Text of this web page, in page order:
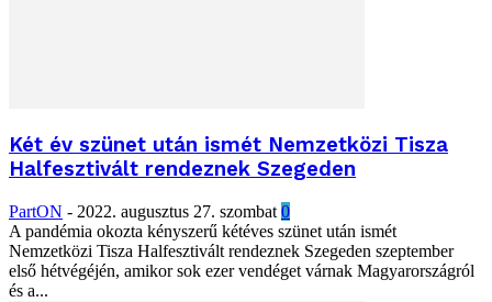
Két év szünet után ismét Nemzetközi Tisza
Halfesztivált rendeznek Szegeden
PartON - 2022. augusztus 27. szombat 0
A pandémia okozta kényszerű kétéves szünet után ismét
Nemzetközi Tisza Halfesztivált rendeznek Szegeden szeptember
első hétvégéjén, amikor sok ezer vendéget várnak Magyarországról
és a...